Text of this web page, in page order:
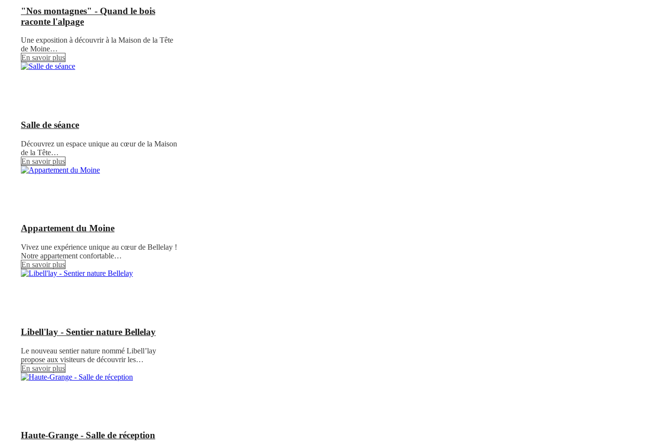
"Nos montagnes" - Quand le bois
raconte l'alpage
Une exposition à découvrir à la Maison de la Tête
de Moine…
En savoir plus
Salle de séance
Découvrez un espace unique au cœur de la Maison
de la Tête…
En savoir plus
Appartement du Moine
Vivez une expérience unique au cœur de Bellelay !
Notre appartement confortable…
En savoir plus
Libell'lay - Sentier nature Bellelay
Le nouveau sentier nature nommé Libell’lay
propose aux visiteurs de découvrir les…
En savoir plus
Haute-Grange - Salle de réception